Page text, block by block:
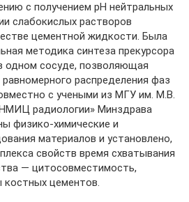
с получением рН нейтральных
слабокислых растворов
цементной жидкости. Была
методика синтеза прекурсора
одном сосуде, позволяющая
распределения фаз
с учеными из МГУ им. М.В.
радиологии» Минздрава
физико-химические и
материалов и установлено,
свойств время схватывания
— цитосовместимость,
цементов.